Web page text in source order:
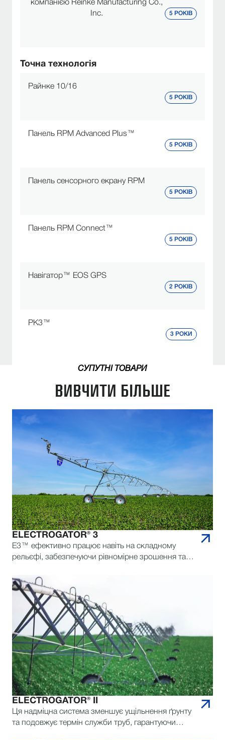
компанією Reinke Manufacturing Co.,
Inc.
5 РОКІВ
Точна технологія
Райнке 10/16
5 РОКІВ
Панель RPM Advanced Plus™
5 РОКІВ
Панель сенсорного екрану RPM
5 РОКІВ
Панель RPM Connect™
5 РОКІВ
Навігатор™ EOS GPS
2 РОКІВ
РК3™
3 РОКИ
СУПУТНІ ТОВАРИ
ВИВЧИТИ БІЛЬШЕ
ELECTROGATOR® 3
E3™ ефективно працює навіть на складному
рельєфі, забезпечуючи рівномірне зрошення та
дощувальна система у нашій лінійці.
ELECTROGATOR® II
Ця надміцна система зменшує ущільнення ґрунту
та подовжує термін служби труб, гарантуючи